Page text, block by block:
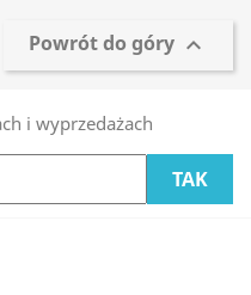
Powrót do góry 
i wyprzedażach